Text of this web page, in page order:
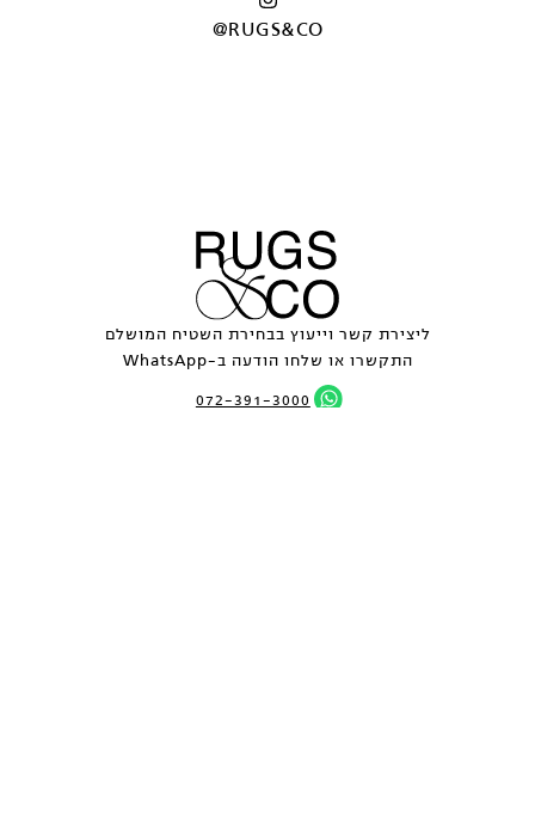
@RUGS&CO
ליצירת קשר וייעוץ בבחירת השטיח המושלם
התקשרו או שלחו הודעה ב-WhatsApp
072-391-3000